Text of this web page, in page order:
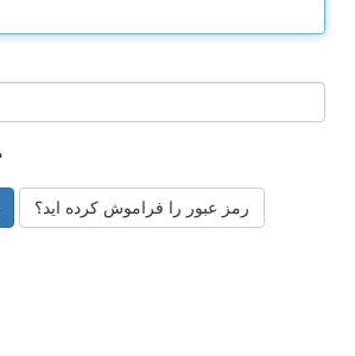
رمز عبور را فراموش کرده اید؟